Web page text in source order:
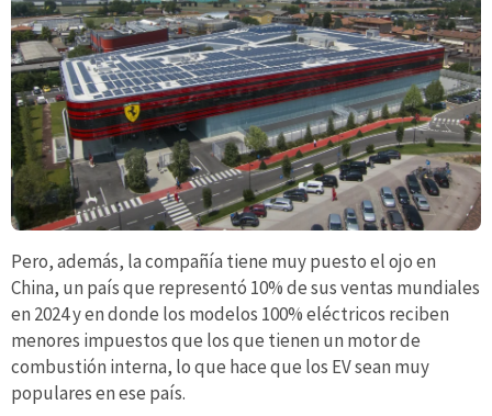
Pero, además, la compañía tiene muy puesto el ojo en
China, un país que representó 10% de sus ventas mundiales
en 2024 y en donde los modelos 100% eléctricos reciben
menores impuestos que los que tienen un motor de
combustión interna, lo que hace que los EV sean muy
populares en ese país.